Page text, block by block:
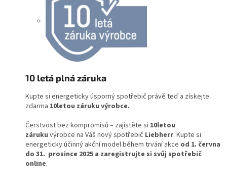
10 letá plná záruka
Kupte si energeticky úsporný spotřebič právě teď a získejte
zdarma 10letou záruku výrobce.
Čerstvost bez kompromisů – zajistěte si 10letou
záruku výrobce na Váš nový spotřebič Liebherr. Kupte si
energeticky účinný akční model během trvání akce od 1. června
do 31. prosince 2025 a zaregistrujte si svůj spotřebič
online.